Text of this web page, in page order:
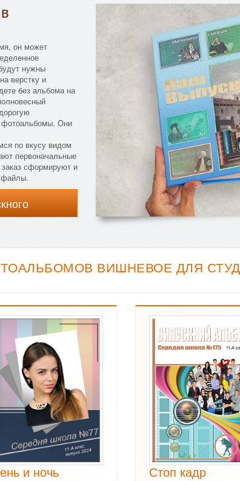
он может
нужны
верстку и
без альбома на
фотоальбомы. Они
по вкусу видом
первоначальные
сформируют и
файлы.
ВИШНЕВОЕ ДЛЯ
и ночь Стоп кадр